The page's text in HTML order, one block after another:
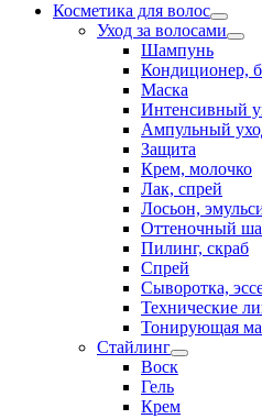
Косметика для волос
Уход за волосами
Шампунь
Кондиционер,
Маска
Интенсивный
Ампульный
Защита
Крем, молочко
Лак, спрей
Лосьон,
Оттеночный
Пилинг, скраб
Спрей
Сыворотка,
Технические
Тонирующая
Стайлинг
Воск
Гель
Крем